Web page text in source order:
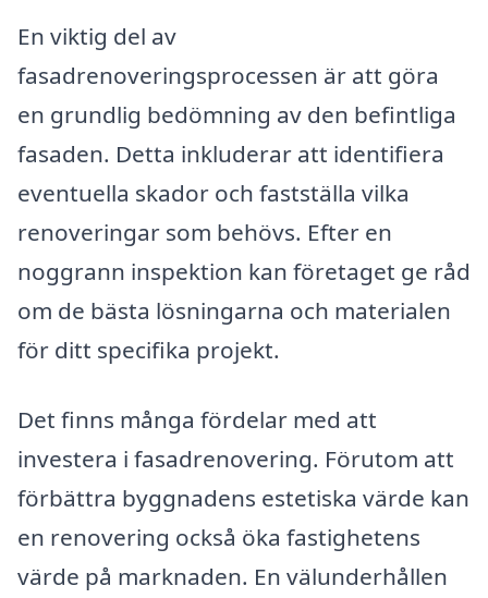
En viktig del av
fasadrenoveringsprocessen är att göra
en grundlig bedömning av den befintliga
fasaden. Detta inkluderar att identifiera
eventuella skador och fastställa vilka
renoveringar som behövs. Efter en
noggrann inspektion kan företaget ge råd
om de bästa lösningarna och materialen
för ditt specifika projekt.
Det finns många fördelar med att
investera i fasadrenovering. Förutom att
förbättra byggnadens estetiska värde kan
en renovering också öka fastighetens
värde på marknaden. En välunderhållen